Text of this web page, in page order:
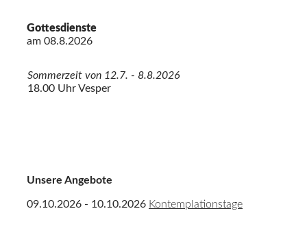
Gottesdienste
am 08.8.2026
Sommerzeit von 12.7. - 8.8.2026
18.00 Uhr Vesper
Unsere Angebote
09.10.2026 - 10.10.2026 Kontemplationstage